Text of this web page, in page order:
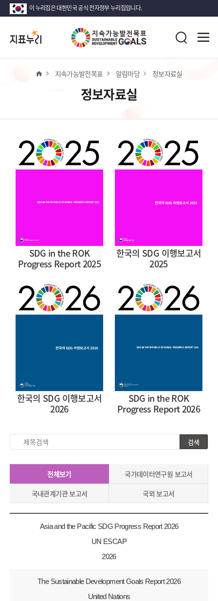
이 누리집은 대한민국 공식 전자정부 누리집입니다.
지
표
누
검
홈 지속가능발전목표 알림마당 정보자료실
정보자료실
SDG in the ROK
Progress Report 2025
한국의 SDG 이행보고서
2025
한국의 SDG 이행보고서
2026
SDG in the ROK
Progress Report 2026
제
검색
전체보기
국가데이터연구원 보고서
국내관계기관 보고서
국외 보고서
Asia and the Pacific SDG Progress Report 2026
UN ESCAP
2026
The Sustainable Development Goals Report 2026
United Nations